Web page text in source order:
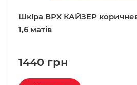
Шкіра ВРХ КАЙЗЕР
1,6 матів
1440 грн